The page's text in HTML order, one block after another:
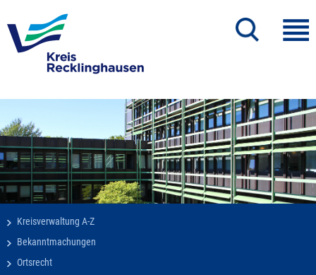
Kreisverwaltung A-Z
Bekanntmachungen
Ortsrecht